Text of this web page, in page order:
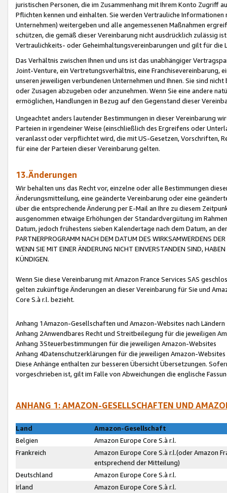
juristischen Personen, die im Zusammenhang mit Ihrem Konto
Pflichten kennen und einhalten. Sie werden Vertrauliche
Unternehmen) weitergeben und alle angemessenen Maßnahmen
schützen, die gemäß dieser Vereinbarung nicht ausdrücklich zulässig
Vertraulichkeits- oder Geheimhaltungsvereinbarungen und gilt für die
Das Verhältnis zwischen Ihnen und uns ist das unabhängiger
Joint-Venture, ein Vertretungsverhältnis, eine Franchisevereinbarung,
unseren jeweiligen verbundenen Unternehmen und Ihnen. Sie sind
oder Zusagen abzugeben oder anzunehmen. Wenn Sie eine andere
ermöglichen, Handlungen in Bezug auf den Gegenstand dieser
Ungeachtet anders lautender Bestimmungen in dieser Vereinbarung
Parteien in irgendeiner Weise (einschließlich des Ergreifens oder
veranlasst oder verpflichtet wird, die mit US-Gesetzen, Vorschriften,
für eine der Parteien dieser Vereinbarung gelten.
13.Änderungen
Wir behalten uns das Recht vor, einzelne oder alle Bestimmungen
Änderungsmitteilung, eine geänderte Vereinbarung oder eine
über die entsprechende Änderung per E-Mail an Ihre zu diesem
ausgenommen etwaige Erhöhungen der Standardvergütung im
Datum, jedoch frühestens sieben Kalendertage nach dem Datum, an
PARTNERPROGRAMM NACH DEM DATUM DES WIRKSAMWERDENS
WENN SIE MIT EINER ÄNDERUNG NICHT EINVERSTANDEN SIND,
KÜNDIGEN.
Wenn Sie diese Vereinbarung mit Amazon France Services SAS
gelten zukünftige Änderungen an dieser Vereinbarung für Sie und
Core S.à r.l. bezieht.
Anhang 1Amazon-Gesellschaften und Amazon-Websites nach Ländern
Anhang 2Anwendbares Recht und Streitbeilegung für die jeweiligen
Anhang 3Steuerbestimmungen für die jeweiligen Amazon-Websites
Anhang 4Datenschutzerklärungen für die jeweiligen Amazon-Websites
Diese Anhänge enthalten zur besseren Übersicht Übersetzungen.
vorgeschrieben ist, gilt im Falle von Abweichungen die englische
ANHANG 1: AMAZON-GESELLSCHAFTEN UND
Land
Amazon-Gesellschaft
Belgien
Amazon Europe Core S.à r.l.
Frankreich
Amazon Europe Core S.à r.l.(oder Amazon
entsprechend der Mitteilung)
Deutschland
Amazon Europe Core S.à r.l.
Irland
Amazon Europe Core S.à r.l.